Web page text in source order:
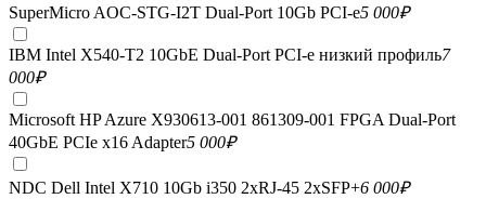
SuperMicro AOC-STG-I2T Dual-Port 10Gb PCI-e5 000₽
IBM Intel X540-T2 10GbE Dual-Port PCI-e низкий профиль7
000₽
Microsoft HP Azure X930613-001 861309-001 FPGA Dual-Port
40GbE PCIe x16 Adapter5 000₽
NDC Dell Intel X710 10Gb i350 2xRJ-45 2xSFP+6 000₽